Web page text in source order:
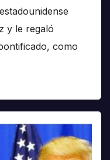
y le regaló
como